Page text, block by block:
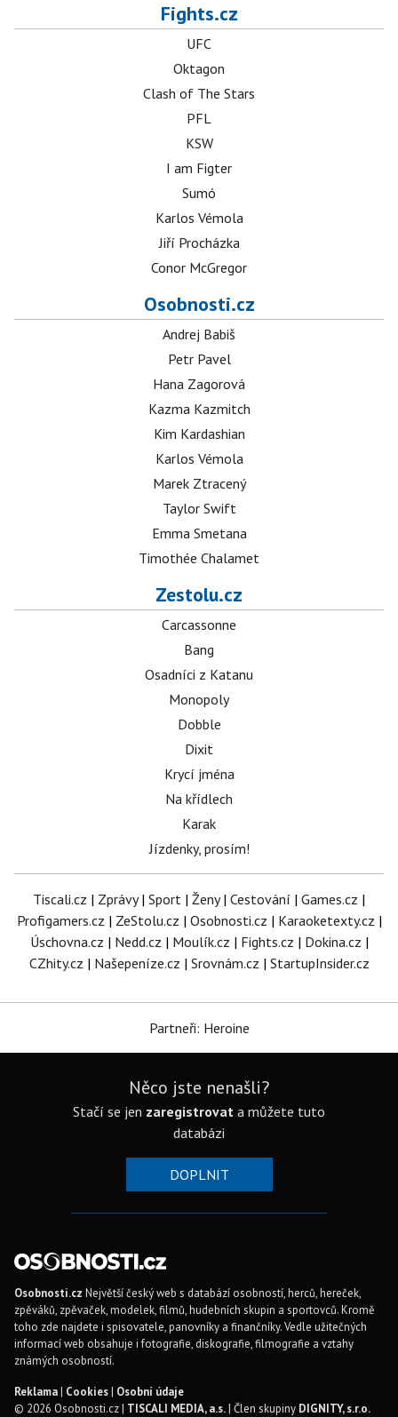
Fights.cz
UFC
Oktagon
Clash of The Stars
PFL
KSW
I am Figter
Sumó
Karlos Vémola
Jiří Procházka
Conor McGregor
Osobnosti.cz
Andrej Babiš
Petr Pavel
Hana Zagorová
Kazma Kazmitch
Kim Kardashian
Karlos Vémola
Marek Ztracený
Taylor Swift
Emma Smetana
Timothée Chalamet
Zestolu.cz
Carcassonne
Bang
Osadníci z Katanu
Monopoly
Dobble
Dixit
Krycí jména
Na křídlech
Karak
Jízdenky, prosím!
Tiscali.cz | Zprávy| Sport | Ženy| Cestování | Games.cz |
Profigamers.cz | ZeStolu.cz | Osobnosti.cz | Karaoketexty.cz |
Úschovna.cz | Nedd.cz | Moulík.cz | Fights.cz | Dokina.cz |
CZhity.cz | Našepeníze.cz | Srovnám.cz | StartupInsider.cz
Partneři: Heroine
Něco jste nenašli?
Stačí se jen zaregistrovat a můžete tuto
databázi
DOPLNIT
Osobnosti.cz Největší český web s databází osobností, herců, hereček,
zpěváků, zpěvaček, modelek, filmů, hudebních skupin a sportovců. Kromě
toho zde najdete i spisovatele, panovníky a finančníky. Vedle užitečných
informací web obsahuje i fotografie, diskografie, filmografie a vztahy
známých osobností.
Reklama| Cookies| Osobní údaje
© 2026 Osobnosti.cz | TISCALI MEDIA, a.s.| Člen skupiny DIGNITY, s.r.o.